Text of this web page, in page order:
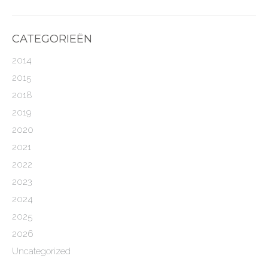
CATEGORIEËN
2014
2015
2018
2019
2020
2021
2022
2023
2024
2025
2026
Uncategorized